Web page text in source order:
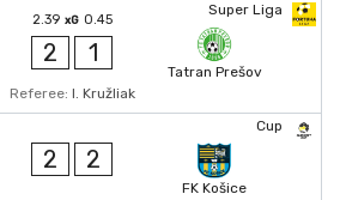
Super Liga
2.39 xG 0.45
2 1
Tatran Prešov
Referee: I. Kružliak
Cup
2 2
FK Košice